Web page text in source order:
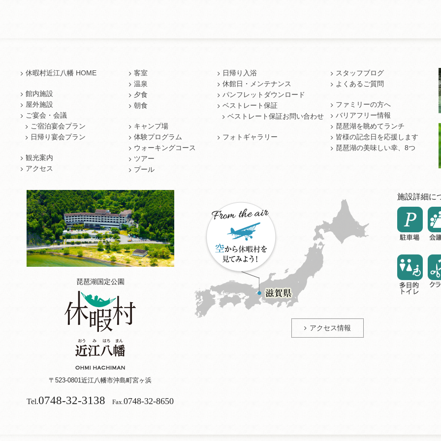
休暇村近江八幡 HOME
館内施設
屋外施設
ご宴会・会議
ご宿泊宴会プラン
日帰り宴会プラン
観光案内
アクセス
客室
温泉
夕食
朝食
キャンプ場
体験プログラム
ウォーキングコース
ツアー
プール
日帰り入浴
休館日・メンテナンス
パンフレットダウンロード
ベストレート保証
ベストレート保証お問い合わせ
フォトギャラリー
スタッフブログ
よくあるご質問
ファミリーの方へ
バリアフリー情報
琵琶湖を眺めてランチ
皆様の記念日を応援します
琵琶湖の美味しい幸、8つ
琵琶湖国定公園
〒523-0801近江八幡市沖島町宮ヶ浜
Tel.0748-32-3138 Fax. 0748-32-8650
アクセス情報
施設詳細に